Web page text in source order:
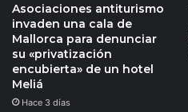
Asociaciones antiturismo
invaden una cala de
Mallorca para denunciar
su «privatización
encubierta» de un hotel
Meliá
Hace 3 días